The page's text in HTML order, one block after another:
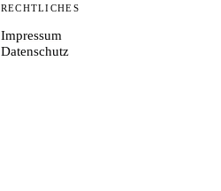
RECHTLICHES
Impressum
Datenschutz